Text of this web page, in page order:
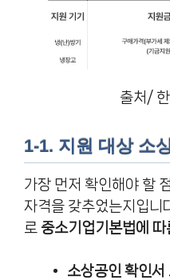
출처/
1-1. 지원 대상 소
가장 먼저 확인해야 할
자격을 갖추었는지입
로 중소기업기본법에 따
소상공인 확인서